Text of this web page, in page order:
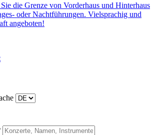
die Grenze von Vorderhaus und Hinterhaus
oder Nachtführungen. Vielsprachig und
angeboten!